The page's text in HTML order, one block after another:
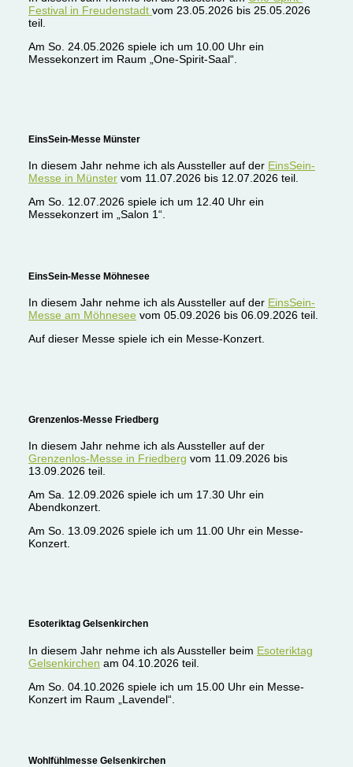
Festival in Freudenstadt vom 23.05.2026 bis 25.05.2026
teil.
Am So. 24.05.2026 spiele ich um 10.00 Uhr ein
Messekonzert im Raum „One-Spirit-Saal“.
EinsSein-Messe Münster
In diesem Jahr nehme ich als Aussteller auf der EinsSein-
Messe in Münster vom 11.07.2026 bis 12.07.2026 teil.
Am So. 12.07.2026 spiele ich um 12.40 Uhr ein
Messekonzert im „Salon 1“.
EinsSein-Messe Möhnesee
In diesem Jahr nehme ich als Aussteller auf der EinsSein-
Messe am Möhnesee vom 05.09.2026 bis 06.09.2026 teil.
Auf dieser Messe spiele ich ein Messe-Konzert.
Grenzenlos-Messe Friedberg
In diesem Jahr nehme ich als Aussteller auf der
Grenzenlos-Messe in Friedberg vom 11.09.2026 bis
13.09.2026 teil.
Am Sa. 12.09.2026 spiele ich um 17.30 Uhr ein
Abendkonzert.
Am So. 13.09.2026 spiele ich um 11.00 Uhr ein Messe-
Konzert.
Esoteriktag Gelsenkirchen
In diesem Jahr nehme ich als Aussteller beim Esoteriktag
Gelsenkirchen am 04.10.2026 teil.
Am So. 04.10.2026 spiele ich um 15.00 Uhr ein Messe-
Konzert im Raum „Lavendel“.
Wohlfühlmesse Gelsenkirchen